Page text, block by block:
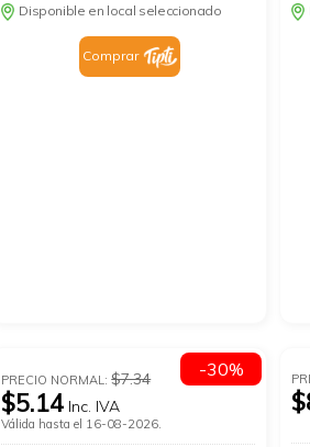
Disponible en local seleccionado
Comprar
PRECIO NORMAL:$7.34
$5.14 Inc. IVA
Válida hasta el 16-08-2026.
-30%